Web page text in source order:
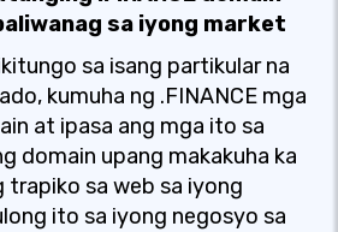
sa iyong market
sa isang partikular na
kumuha ng .FINANCE mga
at ipasa ang mga ito sa
domain upang makakuha ka
trapiko sa web sa iyong
ito sa iyong negosyo sa